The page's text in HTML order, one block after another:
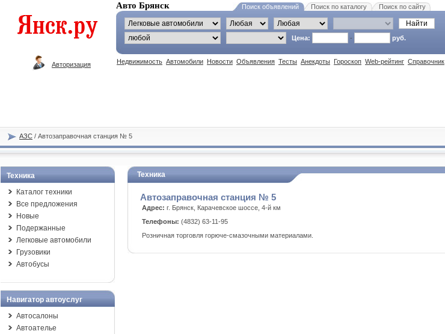
Авто Брянск Поиск объявлений Поиск по каталогу Поиск по сайту
Цена: - руб.
Авторизация Недвижимость Автомобили Новости Объявления Тесты Анекдоты Гороскоп Web-рейтинг Справочник
АЗС / Автозаправочная станция № 5
Техника
Каталог техники
Все предложения
Новые
Подержанные
Легковые автомобили
Грузовики
Автобусы
Навигатор автоуслуг
Автосалоны
Автоателье
Техника
Автозаправочная станция № 5
Адрес: г. Брянск, Карачевское шоссе, 4-й км
Телефоны: (4832) 63-11-95
Розничная торговля горюче-смазочными материалами.